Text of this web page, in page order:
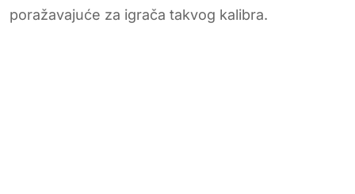
poražavajuće za igrača takvog kalibra.